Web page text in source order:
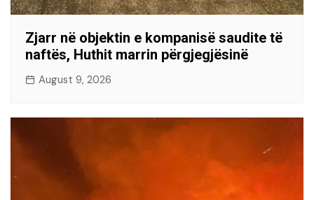
Zjarr në objektin e kompanisë saudite të
naftës, Huthit marrin përgjegjësinë
August 9, 2026